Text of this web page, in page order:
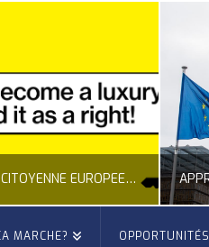
NOUVELLE INITIATIVE CITOYENNE EUROPÉENNE SUR LE LOGEMENT
MARCHE? OPPORTUNITÉS